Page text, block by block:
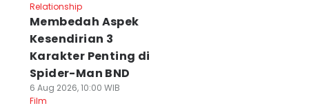
Relationship
Membedah Aspek
Kesendirian 3
Karakter Penting di
Spider-Man BND
6 Aug 2026, 10:00 WIB
Film